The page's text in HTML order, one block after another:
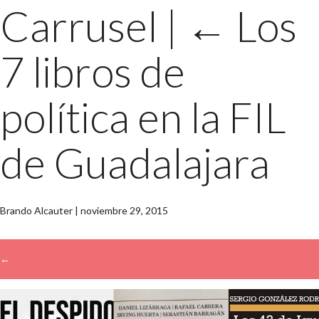
Carrusel | ← Los
7 libros de
política en la FIL
de Guadalajara
Brando Alcauter | noviembre 29, 2015
←